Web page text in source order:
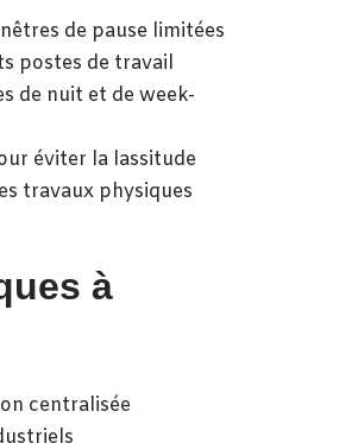
de pause limitées
postes de travail
de nuit et de week-
éviter la lassitude
travaux physiques
à
centralisée